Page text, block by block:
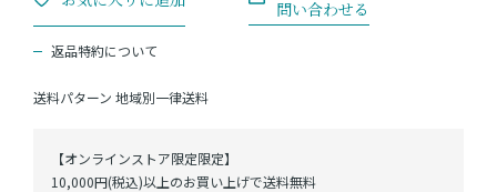
送料パターン 地域別一律送料
返品特約について
【オンラインストア限定限定】
10,000円(税込)以上のお買い上げで送料無料